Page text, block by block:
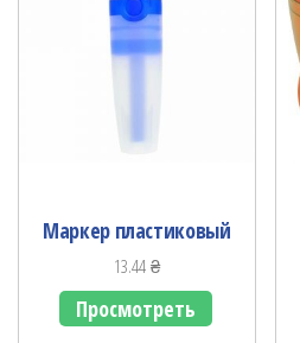
Маркер пластиковый
13.44₴
Просмотреть